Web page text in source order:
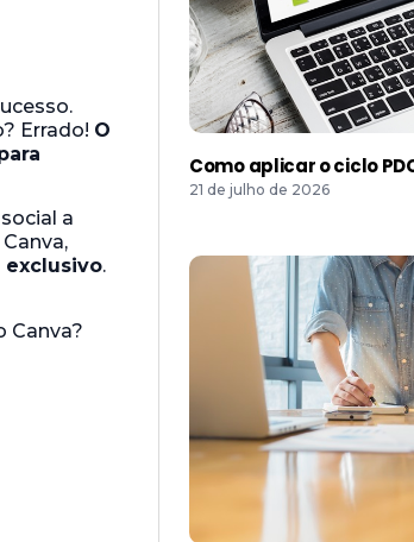
Errado! O
a
exclusivo.
Canva?
Como aplicar o ciclo
21 de julho de 2026